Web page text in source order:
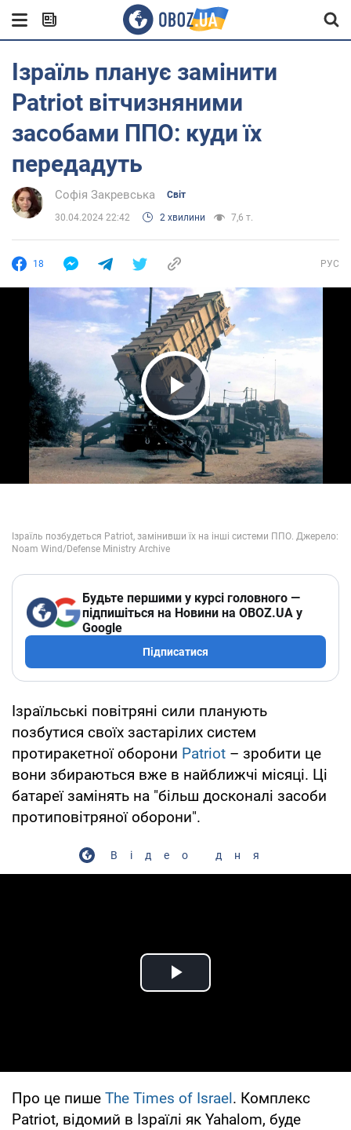
Ізраїль планує замінити
Patriot вітчизняними
засобами ППО: куди їх
передадуть
Софія Закревська Світ
30.04.2024 22:42 2 хвилини 7,6 т.
18 РУС
Play Video
Будьте першими у курсі головного —
підпишіться на Новини на OBOZ.UA у
Google
Підписатися
Ізраїльські повітряні сили планують
позбутися своїх застарілих систем
протиракетної оборони Patriot – зробити це
вони збираються вже в найближчі місяці. Ці
батареї замінять на "більш досконалі засоби
протиповітряної оборони".
Відео дня
Play Video
Про це пише The Times of Israel. Комплекс
Patriot, відомий в Ізраїлі як Yahalom, буде